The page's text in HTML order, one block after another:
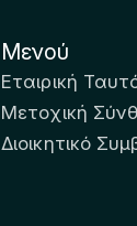
Μενού
Εταιρική
Μετοχική
Διοικητικό